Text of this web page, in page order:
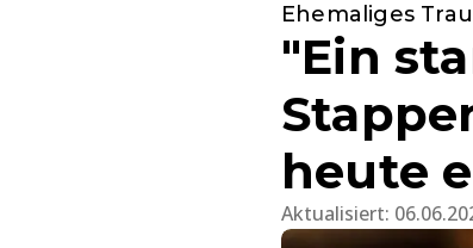
Ehemaliges
"Ein
heute
Aktualisiert: